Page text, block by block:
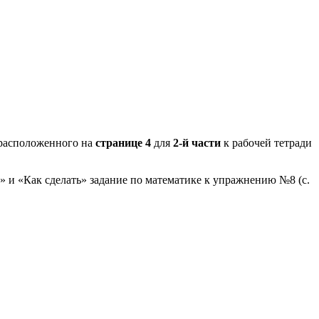
на странице 4 для 2-й части к рабочей тетради
и «Как сделать» задание по математике к упражнению №8 (с.